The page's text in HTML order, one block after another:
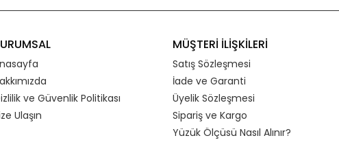
ve Güvenlik Politikası
Ulaşın
MÜŞTERİ İLİŞKİLERİ
Satış Sözleşmesi
İade ve Garanti
Üyelik Sözleşmesi
Sipariş ve Kargo
Yüzük Ölçüsü Nasıl Alınır?